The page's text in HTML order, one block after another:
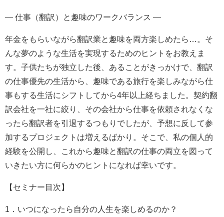
― 仕事（翻訳）と趣味のワークバランス ―
年金をもらいながら翻訳業と趣味を両方楽しめたら…。そ
んな夢のような生活を実現するためのヒントをお教えま
す。子供たちが独立した後、あることがきっかけで、翻訳
の仕事優先の生活から、趣味である旅行を楽しみながら仕
事もする生活にシフトしてから4年以上経ちました。契約翻
訳会社を一社に絞り、その会社から仕事を依頼されなくな
ったら翻訳者を引退するつもりでしたが、予想に反して参
加するプロジェクトは増えるばかり。そこで、私の個人的
経験を公開し、これから趣味と翻訳の仕事の両立を図って
いきたい方に何らかのヒントになれば幸いです。
【セミナー目次】
1．いつになったら自分の人生を楽しめるのか？